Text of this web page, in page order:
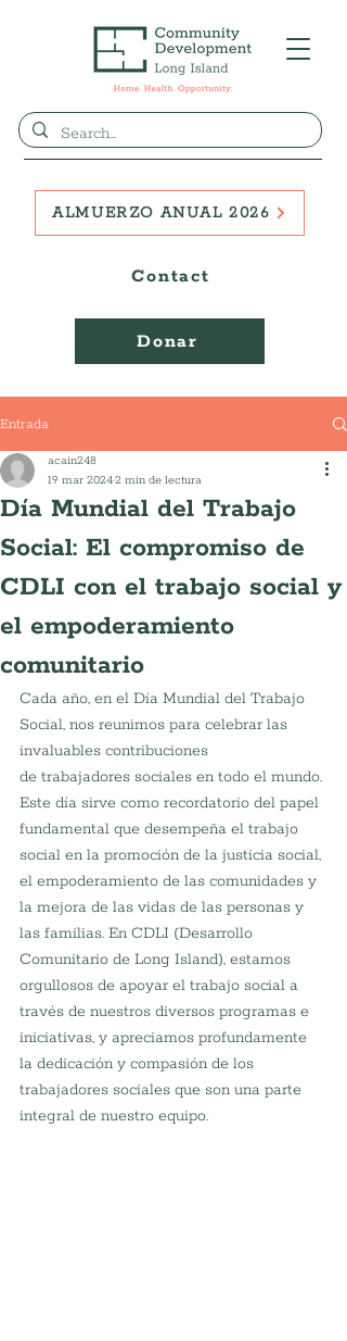
Donar
Contact
ALMUERZO ANUAL 2026
Entrada
Día Mundial del Trabajo
Social: El compromiso de
CDLI con el trabajo social y
el empoderamiento
comunitario
acain248
19 mar 20242 min de lectura
Cada año, en el Día Mundial del Trabajo
Social, nos reunimos para celebrar las
invaluables contribuciones
de trabajadores sociales en todo el mundo.
Este día sirve como recordatorio del papel
fundamental que desempeña el trabajo
social en la promoción de la justicia social,
el empoderamiento de las comunidades y
la mejora de las vidas de las personas y
las familias. En CDLI (Desarrollo
Comunitario de Long Island), estamos
orgullosos de apoyar el trabajo social a
través de nuestros diversos programas e
iniciativas, y apreciamos profundamente
la dedicación y compasión de los
trabajadores sociales que son una parte
integral de nuestro equipo.